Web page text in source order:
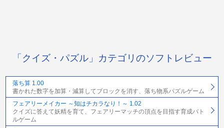
「クイズ・パズル」カテゴリのソフトレビュー
落ち算 1.00
書かれた数字を加算・減算してブロックを消す、落ち物系パズルゲーム
フェアリーメイカー ～知はチカラなり！～ 1.02
クイズに答えて妖精を育て、フェアリーマッチの頂点を目指す育成バト
ルゲーム